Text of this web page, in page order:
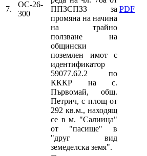
7.
ОС-26-
300
ППЗСПЗЗ за
промяна на начина
на трайно
ползване на
общински
поземлен имот с
идентификатор
59077.62.2 по
КККР на с.
Първомай, общ.
Петрич, с площ от
292 кв.м., находящ
се в м. "Салиица"
от "пасище" в
"друг вид
земеделска земя".
PDF